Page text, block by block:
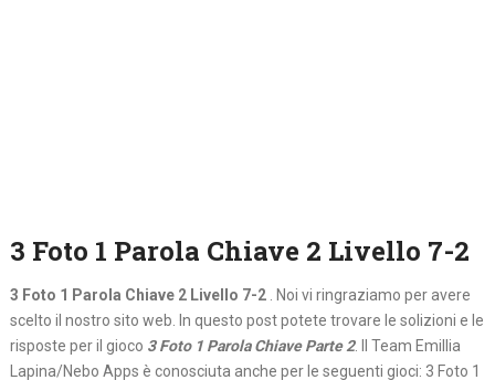
3 Foto 1 Parola Chiave 2 Livello 7-2
3 Foto 1 Parola Chiave 2 Livello 7-2 . Noi vi ringraziamo per avere
scelto il nostro sito web. In questo post potete trovare le solizioni e le
risposte per il gioco 3 Foto 1 Parola Chiave Parte 2. Il Team Emillia
Lapina/Nebo Apps è conosciuta anche per le seguenti gioci: 3 Foto 1